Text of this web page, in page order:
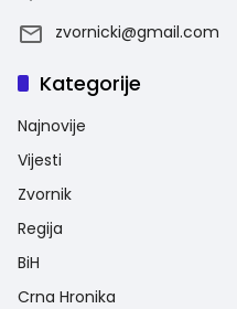
zvornicki@gmail.com
Kategorije
Najnovije
Vijesti
Zvornik
Regija
BiH
Crna Hronika